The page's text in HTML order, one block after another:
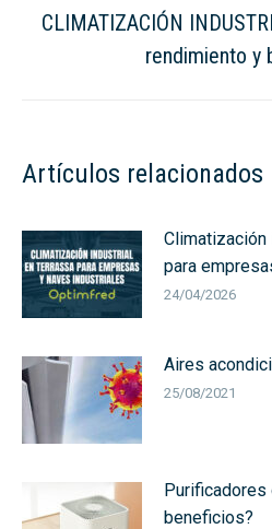
CLIMATIZACIÓN
rendimiento y
Artículos relacionados
Climatización
para
24/04/2026
Aires
25/08/2021
Purificadores
beneficios?